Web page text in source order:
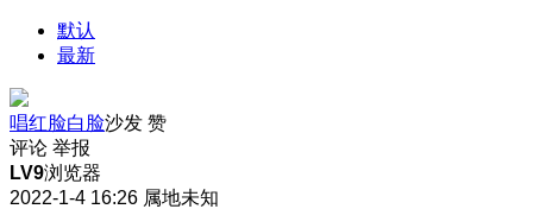
默认
最新
唱红脸白脸沙发 赞
评论 举报
LV9浏览器
2022-1-4 16:26 属地未知